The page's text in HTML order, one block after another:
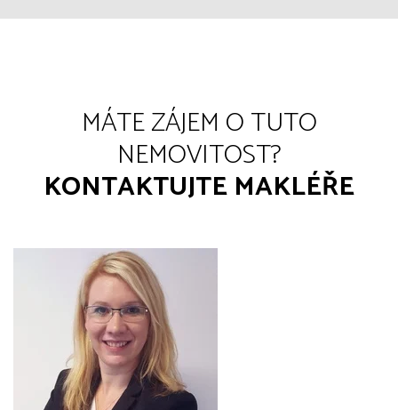
MÁTE ZÁJEM O TUTO
NEMOVITOST?
KONTAKTUJTE MAKLÉŘE